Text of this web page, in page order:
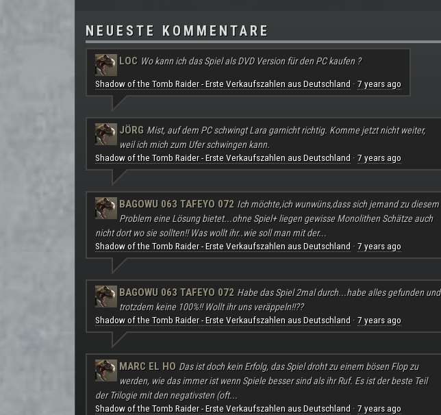
NEUESTE KOMMENTARE
LOC Wo kann ich das Spiel als DVD Version für den PC kaufen ?
Shadow of the Tomb Raider - Erste Verkaufszahlen aus Deutschland · 7 years ago
JÖRG Mist, auf dem PC schwingt Lara garnicht richtig. Komme jetzt nicht weiter,
weil ich mich zum Ufer schwingen kann.
Shadow of the Tomb Raider - Erste Verkaufszahlen aus Deutschland · 7 years ago
BAGOWU 063 TAFEYO 072 Ich möchte,ich wunwüns,dass sich jemand zu diesem
Problem eine Lösung bietet...ohne Spiel+ liegen gewisse Monolithen Schätze auch
nicht dort wo sie sollten!! Was wollt ihr..wie soll man mit der...
Shadow of the Tomb Raider - Erste Verkaufszahlen aus Deutschland · 7 years ago
BAGOWU 063 TAFEYO 072 Habe das Spiel 2mal durch...habe alles gefunden und
trotzdem keine 100%!! Wollt ihr uns veräppeln!!??
Shadow of the Tomb Raider - Erste Verkaufszahlen aus Deutschland · 7 years ago
MARC EL HO Das ist doch kein Erfolg, das Spiel droht zu einem bösen Flop zu
werden, wie das immer ist wenn Spiele besser sind als ihr Ruf. Es ist der beste Teil
der Trilogie mit den negativsten (oft...
Shadow of the Tomb Raider - Erste Verkaufszahlen aus Deutschland · 7 years ago